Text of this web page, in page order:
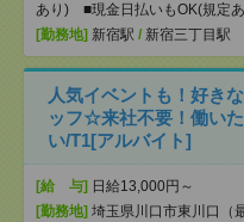
あり) ■現金日払いもOK(規定
[勤務地] 新宿駅 / 新宿三丁目駅
人気イベントも！好き
ッフ☆来社不要！働い
い/T1[アルバイト]
[給 与] 日給13,000円～
[勤務地] 埼玉県川口市東川口（